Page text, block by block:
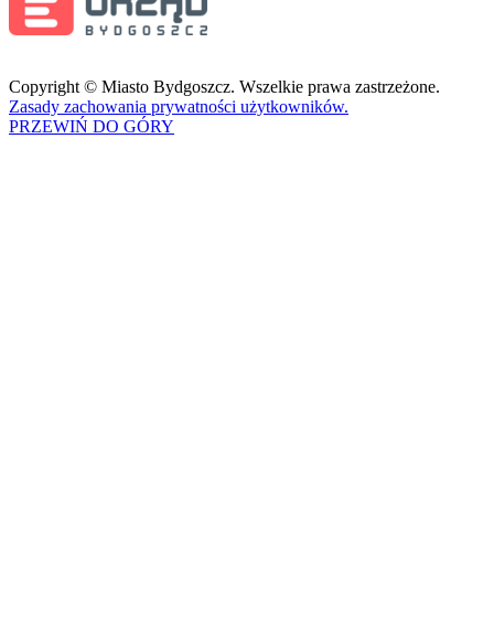
Copyright © Miasto Bydgoszcz. Wszelkie prawa zastrzeżone.
Zasady zachowania prywatności użytkowników.
PRZEWIŃ DO GÓRY